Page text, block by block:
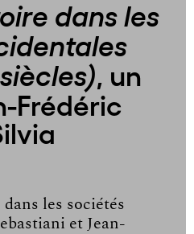
dans les
, un
Frédéric
les sociétés
et Jean-